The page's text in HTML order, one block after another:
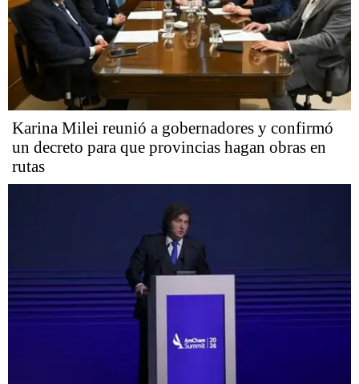
Karina Milei reunió a gobernadores y confirmó
un decreto para que provincias hagan obras en
rutas